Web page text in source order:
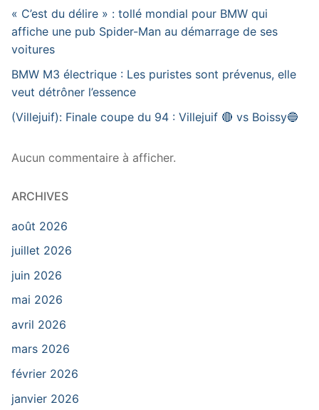
« C’est du délire » : tollé mondial pour BMW qui
affiche une pub Spider-Man au démarrage de ses
voitures
BMW M3 électrique : Les puristes sont prévenus, elle
veut détrôner l’essence
(Villejuif): Finale coupe du 94 : Villejuif 🔴 vs Boissy🔵
Aucun commentaire à afficher.
ARCHIVES
août 2026
juillet 2026
juin 2026
mai 2026
avril 2026
mars 2026
février 2026
janvier 2026